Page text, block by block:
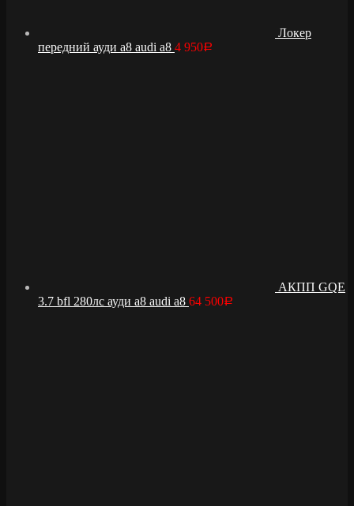
Локер
передний ауди а8 audi a8 4 950Р
АКПП GQE
3.7 bfl 280лс ауди а8 audi a8 64 500Р